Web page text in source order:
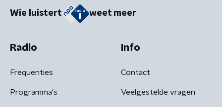
Wie luistert weet meer
Radio
Frequenties
Programma's
Info
Contact
Veelgestelde vragen